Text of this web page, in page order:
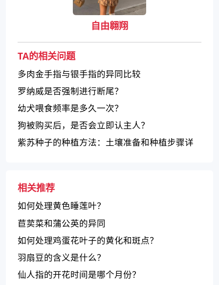
自由翱翔
TA的相关问题
多肉金手指与银手指的异同比较
罗纳威是否强制进行断尾？
幼犬喂食频率是多久一次？
狗被购买后，是否会立即认主人？
紫苏种子的种植方法：土壤准备和种植步骤详
相关推荐
如何处理黄色睡莲叶？
苣荬菜和蒲公英的异同
如何处理鸡蛋花叶子的黄化和斑点？
羽扇豆的含义是什么？
仙人指的开花时间是哪个月份？